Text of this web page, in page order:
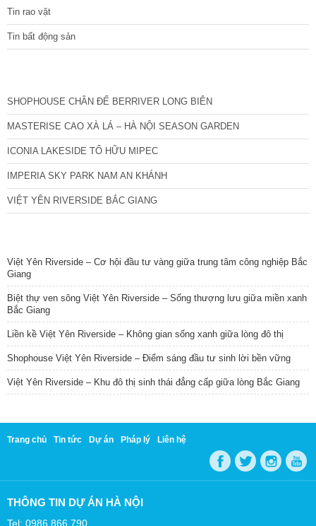
Tin rao vặt
Tin bất động sản
SHOPHOUSE CHÂN ĐẾ BERRIVER LONG BIÊN
MASTERISE CAO XÀ LÁ – HÀ NỘI SEASON GARDEN
ICONIA LAKESIDE TỐ HỮU MIPEC
IMPERIA SKY PARK NAM AN KHÁNH
VIỆT YÊN RIVERSIDE BẮC GIANG
Việt Yên Riverside – Cơ hội đầu tư vàng giữa trung tâm công nghiệp Bắc
Giang
Biệt thự ven sông Việt Yên Riverside – Sống thượng lưu giữa miền xanh
Bắc Giang
Liền kề Việt Yên Riverside – Không gian sống xanh giữa lòng đô thị
Shophouse Việt Yên Riverside – Điểm sáng đầu tư sinh lời bền vững
Việt Yên Riverside – Khu đô thị sinh thái đẳng cấp giữa lòng Bắc Giang
Trang chủ Tin tức Dự án Pháp lý Liên hệ
THÔNG TIN DỰ ÁN HÀ NỘI
Tel: 0986 866 790